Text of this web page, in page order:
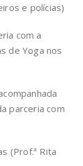
e polícias)
com a
de Yoga nos
parceria com
(Prof.ª Rita